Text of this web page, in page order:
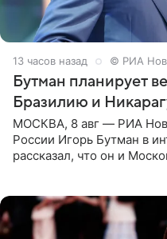
13 часов назад © РИА
Бутман планирует
Бразилию и
МОСКВА, 8 авг — РИА
России Игорь Бутман в
рассказал, что он и